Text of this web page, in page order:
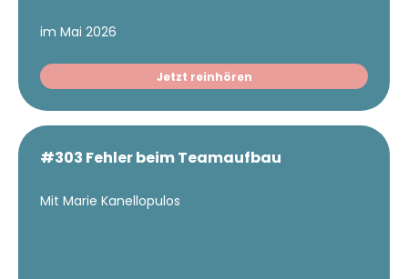
im Mai 2026
Jetzt reinhören
#303 Fehler beim Teamaufbau
Mit Marie Kanellopulos